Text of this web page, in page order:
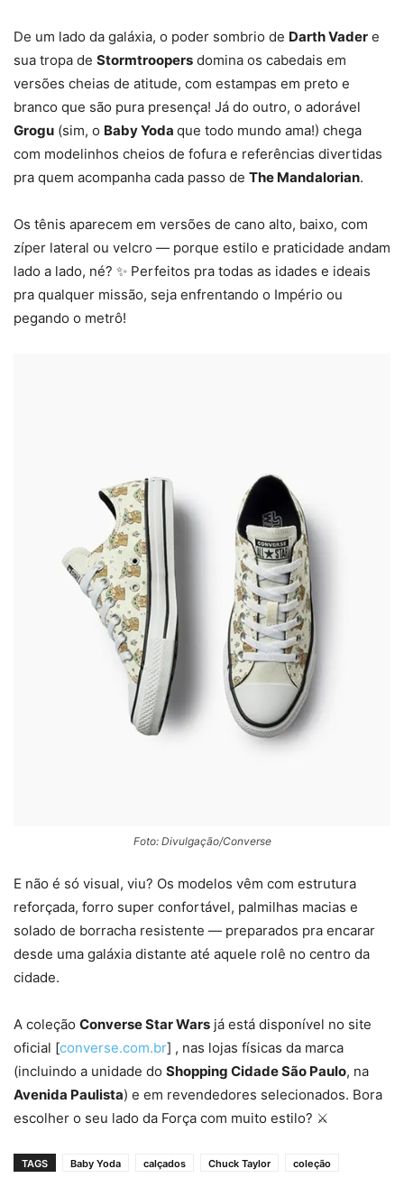
De um lado da galáxia, o poder sombrio de Darth Vader e
sua tropa de Stormtroopers domina os cabedais em
versões cheias de atitude, com estampas em preto e
branco que são pura presença! Já do outro, o adorável
Grogu (sim, o Baby Yoda que todo mundo ama!) chega
com modelinhos cheios de fofura e referências divertidas
pra quem acompanha cada passo de The Mandalorian.
Os tênis aparecem em versões de cano alto, baixo, com
zíper lateral ou velcro — porque estilo e praticidade andam
lado a lado, né? ✨ Perfeitos pra todas as idades e ideais
pra qualquer missão, seja enfrentando o Império ou
pegando o metrô!
Foto: Divulgação/Converse
E não é só visual, viu? Os modelos vêm com estrutura
reforçada, forro super confortável, palmilhas macias e
solado de borracha resistente — preparados pra encarar
desde uma galáxia distante até aquele rolê no centro da
cidade.
A coleção Converse Star Wars já está disponível no site
oficial [converse.com.br] ️, nas lojas físicas da marca
(incluindo a unidade do Shopping Cidade São Paulo, na
Avenida Paulista) e em revendedores selecionados. Bora
escolher o seu lado da Força com muito estilo? ⚔️
TAGS Baby Yoda calçados Chuck Taylor coleção